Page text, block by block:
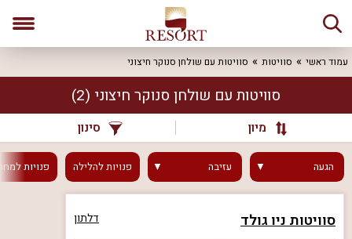
עמוד ראשי סוויטות סוויטות עם שולחן סנוקר חיצוני
סוויטות עם שולחן סנוקר חיצוני (2)
מיון סינון
הגעה עזיבה פנויותלהלילה פנויות
סוויטות ניו גולד דלתון